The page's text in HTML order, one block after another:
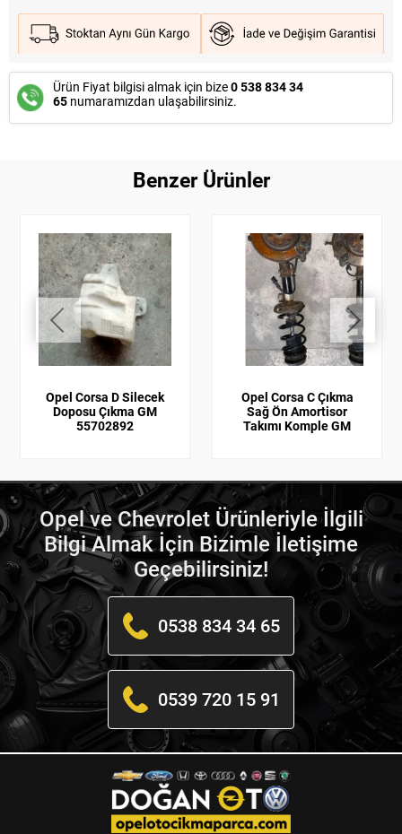
Ürün Fiyat bilgisi almak için bize0 538 834 34
65 numaramızdan ulaşabilirsiniz.
Benzer Ürünler
Opel Corsa D Silecek
Doposu Çıkma GM
55702892
Opel Corsa C Çıkma
Sağ Ön Amortisor
Takımı Komple GM
Opel ve Chevrolet Ürünleriyle İlgili
Bilgi Almak İçin Bizimle İletişime
Geçebilirsiniz!
0538 834 34 65
0539 720 15 91